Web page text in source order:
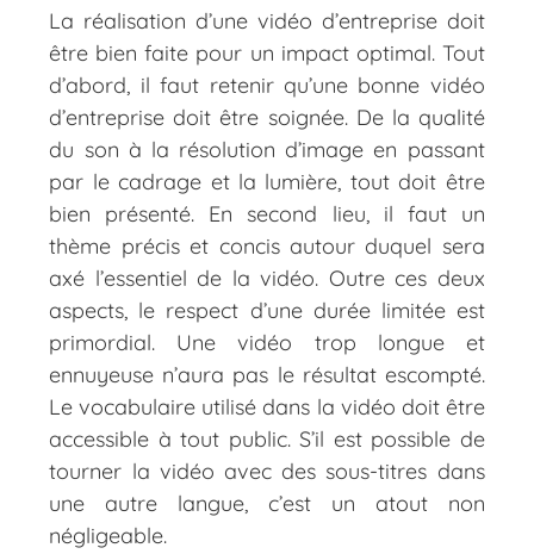
La réalisation d’une vidéo d’entreprise doit
être bien faite pour un impact optimal. Tout
d’abord, il faut retenir qu’une bonne vidéo
d’entreprise doit être soignée. De la qualité
du son à la résolution d’image en passant
par le cadrage et la lumière, tout doit être
bien présenté. En second lieu, il faut un
thème précis et concis autour duquel sera
axé l’essentiel de la vidéo. Outre ces deux
aspects, le respect d’une durée limitée est
primordial. Une vidéo trop longue et
ennuyeuse n’aura pas le résultat escompté.
Le vocabulaire utilisé dans la vidéo doit être
accessible à tout public. S’il est possible de
tourner la vidéo avec des sous-titres dans
une autre langue, c’est un atout non
négligeable.